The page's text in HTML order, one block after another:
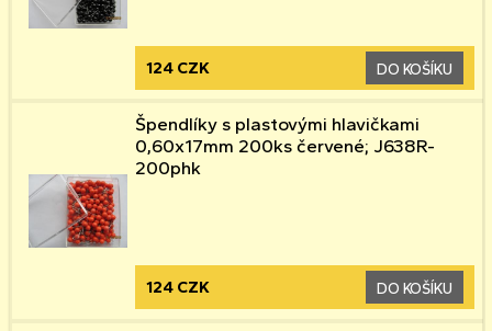
124 CZK DO KOŠÍKU
Špendlíky s plastovými hlavičkami
0,60x17mm 200ks červené; J638R-
200phk
124 CZK DO KOŠÍKU